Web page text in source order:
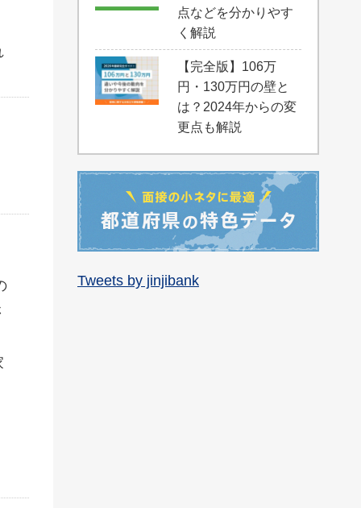
点などを分かりやす
く解説
【完全版】106万
円・130万円の壁と
は？2024年からの変
更点も解説
Tweets by jinjibank